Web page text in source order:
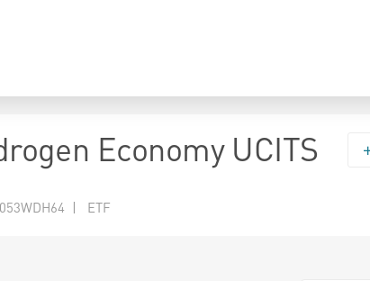
Economy UCITS
| ETF